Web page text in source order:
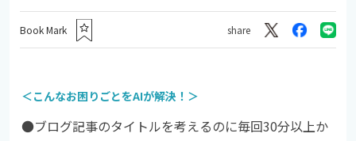
Book Mark share
＜こんなお困りごとをAIが解決！＞
●ブログ記事のタイトルを考えるのに毎回30分以上か